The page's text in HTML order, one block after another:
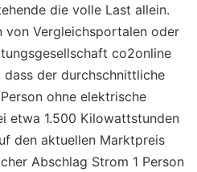
die volle Last allein.
von Vergleichsportalen oder
co2online
der durchschnittliche
ohne elektrische
etwa 1.500 Kilowattstunden
den aktuellen Marktpreis
Abschlag Strom 1 Person